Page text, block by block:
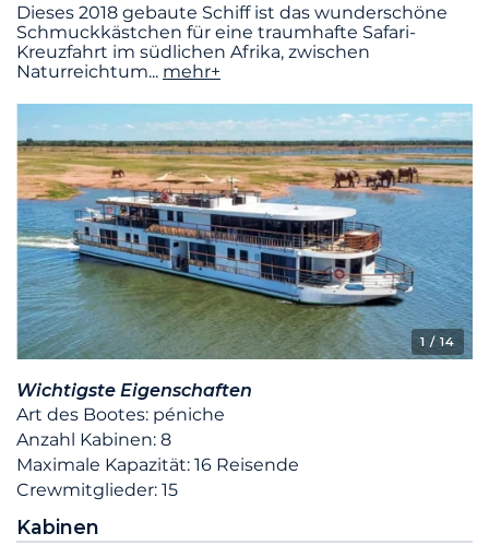
Dieses 2018 gebaute Schiff ist das wunderschöne
Schmuckkästchen für eine traumhafte Safari-
Kreuzfahrt im südlichen Afrika, zwischen
Naturreichtum... mehr+
1 / 14
Wichtigste Eigenschaften
Art des Bootes: péniche
Anzahl Kabinen: 8
Maximale Kapazität: 16 Reisende
Crewmitglieder: 15
Kabinen